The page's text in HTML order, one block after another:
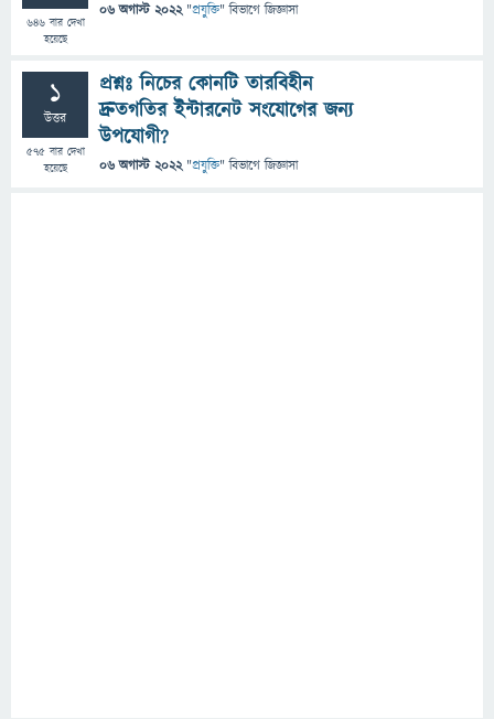
646বার দেখা
হয়েছে
06 অগাস্ট 2022 "প্রযুক্তি" বিভাগে জিজ্ঞাসা
1
উত্তর
575বার দেখা
হয়েছে
প্রশ্নঃ নিচের কোনটি তারবিহীন
দ্রুতগতির ইন্টারনেট সংযোগের জন্য
উপযোগী?
06 অগাস্ট 2022 "প্রযুক্তি" বিভাগে জিজ্ঞাসা